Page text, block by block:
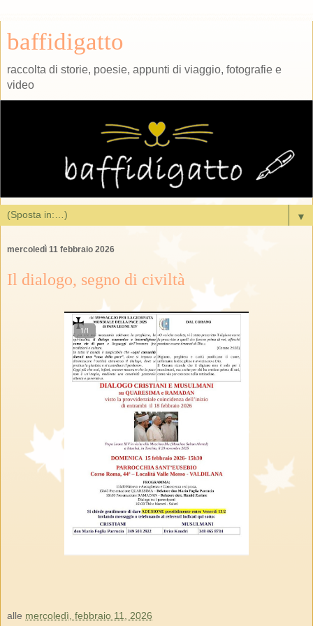
baffidigatto
raccolta di storie, poesie, appunti di viaggio, fotografie e
video
▼
mercoledì 11 febbraio 2026
Il dialogo, segno di civiltà
alle mercoledì, febbraio 11, 2026